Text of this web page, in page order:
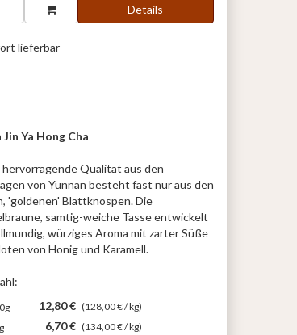
Details
lieferbar
Jin Ya Hong Cha
hervorragende Qualität aus den
von Yunnan besteht fast nur aus den
'goldenen' Blattknospen. Die
samtig-weiche Tasse entwickelt
würziges Aroma mit zarter Süße
von Honig und Karamell.
12,80 € (128,00 € / kg)
6,70 € (134,00 € / kg)